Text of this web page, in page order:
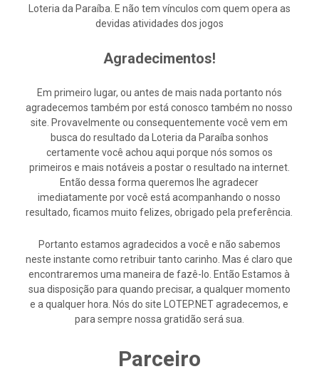
Loteria da Paraíba. E não tem vínculos com quem opera as
devidas atividades dos jogos
Agradecimentos!
Em primeiro lugar, ou antes de mais nada portanto nós
agradecemos também por está conosco também no nosso
site. Provavelmente ou consequentemente você vem em
busca do resultado da Loteria da Paraíba sonhos
certamente você achou aqui porque nós somos os
primeiros e mais notáveis a postar o resultado na internet.
Então dessa forma queremos lhe agradecer
imediatamente por você está acompanhando o nosso
resultado, ficamos muito felizes, obrigado pela preferência.
Portanto estamos agradecidos a você e não sabemos
neste instante como retribuir tanto carinho. Mas é claro que
encontraremos uma maneira de fazê-lo. Então Estamos à
sua disposição para quando precisar, a qualquer momento
e a qualquer hora. Nós do site LOTEP.NET agradecemos, e
para sempre nossa gratidão será sua.
Parceiro